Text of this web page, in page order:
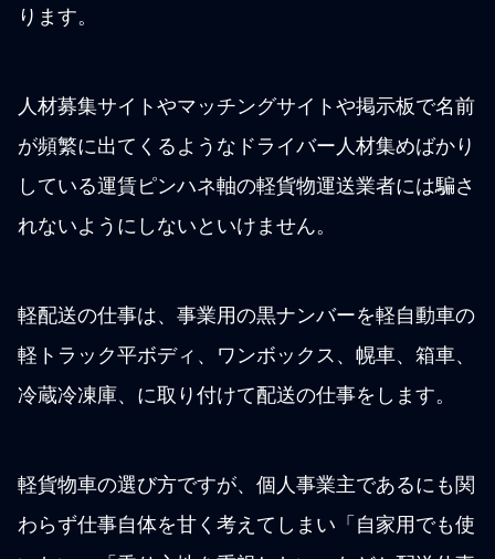
ります。
人材募集サイトやマッチングサイトや掲示板で名前
が頻繁に出てくるようなドライバー人材集めばかり
している運賃ピンハネ軸の軽貨物運送業者には騙さ
れないようにしないといけません。
軽配送の仕事は、事業用の黒ナンバーを軽自動車の
軽トラック平ボディ、ワンボックス、幌車、箱車、
冷蔵冷凍庫、に取り付けて配送の仕事をします。
軽貨物車の選び方ですが、個人事業主であるにも関
わらず仕事自体を甘く考えてしまい「自家用でも使